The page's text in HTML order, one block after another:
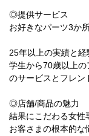
◎提供サービス
お好きなパーツ3か
25年以上の実績と
学生から70歳以上
のサービスとフレン
◎店舗/商品の魅力
結果にこだわる女性
お客さまの根本的な